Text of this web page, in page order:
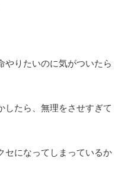
やりたいのに気がついたら
したら、無理をさせすぎて
セになってしまっているか